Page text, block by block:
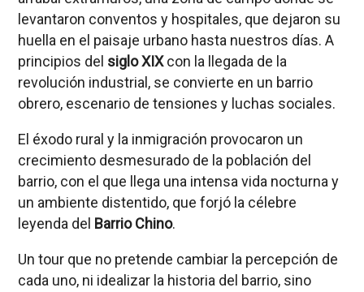
levantaron conventos y hospitales, que dejaron su
huella en el paisaje urbano hasta nuestros días. A
principios del siglo XIXcon la llegada de la
revolución industrial, se convierte en un barrio
obrero, escenario de tensiones y luchas sociales.
El éxodo rural y la inmigración provocaron un
crecimiento desmesurado de la población del
barrio, con el que llega una intensa vida nocturna y
un ambiente distentido, que forjó la célebre
leyenda del Barrio Chino.
Un tour que no pretende cambiar la percepción de
cada uno, ni idealizar la historia del barrio, sino